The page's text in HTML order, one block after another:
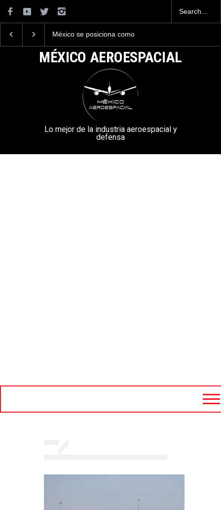
México se posiciona como
aeroespacial del mundo, al
superar los 13,600 millones
de dólares en exportaciones
la Armada de México
MÉXICO AEROESPACIAL
Lo mejor de la industria aeroespacial y
defensa